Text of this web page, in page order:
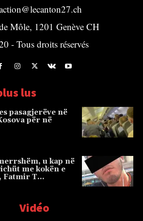
Môle, 1201 Genève CH
- Tous droits réservés
lus
pasagjerëve në
për në
u kap në
me kokën e
Fatmir T…
Vidéo